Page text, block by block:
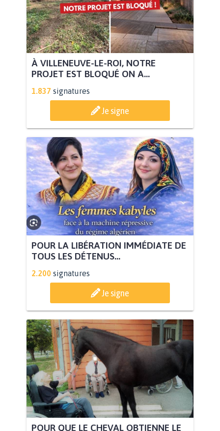
À VILLENEUVE-LE-ROI, NOTRE
PROJET EST BLOQUÉ ON A...
1.837 signatures
Je signe
POUR LA LIBÉRATION IMMÉDIATE DE
TOUS LES DÉTENUS...
2.200 signatures
Je signe
POUR QUE LE CHEVAL OBTIENNE LE